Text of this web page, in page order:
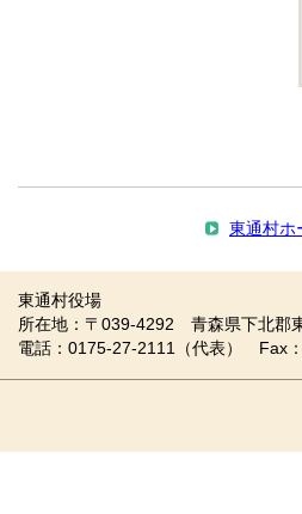
東通村ホ
東通村役場
所在地：〒039-4292 青森県下北郡
電話：0175-27-2111（代表） Fax